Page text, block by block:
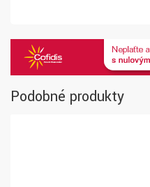
Podobné produkty